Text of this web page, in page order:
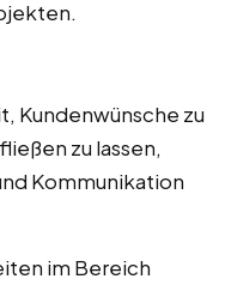
Kundenwünsche zu
zu lassen,
Kommunikation
im Bereich